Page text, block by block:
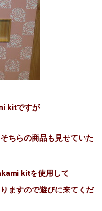
kitですが
ちらの商品も見せていた
kitを使用して
ますので遊びに来てくだ